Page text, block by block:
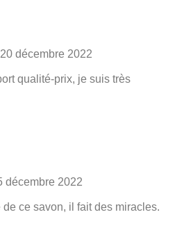
20 décembre 2022
qualité-prix, je suis très
décembre 2022
de ce savon, il fait des miracles.